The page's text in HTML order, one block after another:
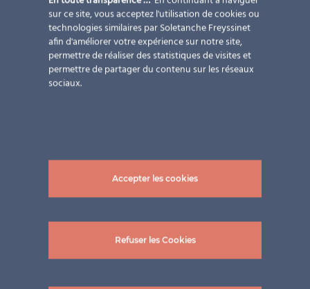
an invitation to the Swissbau
surface of the building envelope opaque for energy
sur ce site, vous acceptez l'utilisation de cookies ou
technologies similaires par Soletanche Freyssinet
afin d'améliorer votre expérience sur notre site,
permettre de réaliser des statistiques de visites et
permettre de partager du contenu sur les réseaux
sociaux.
Accepter les cookies
Refuser les Cookies